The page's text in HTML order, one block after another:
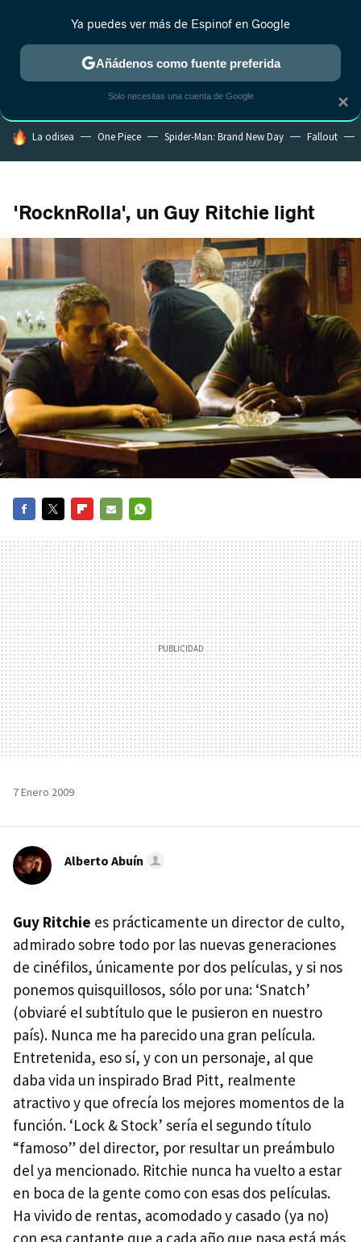
ESTRENOS REALITY ANIME RANKINGS CINE
HOY SE HABLA DE
La odisea One Piece Spider-Man: Brand New Day Fallout
'RocknRolla', un Guy Ritchie light
MAIL
7 Enero 2009
Alberto Abuín
Guy Ritchie es prácticamente un director de culto,
admirado sobre todo por las nuevas generaciones
de cinéfilos, únicamente por dos películas, y si nos
ponemos quisquillosos, sólo por una: ‘Snatch’
(obviaré el subtítulo que le pusieron en nuestro
país). Nunca me ha parecido una gran película.
Entretenida, eso sí, y con un personaje, al que
daba vida un inspirado Brad Pitt, realmente
atractivo y que ofrecía los mejores momentos de la
función. ‘Lock & Stock’ sería el segundo título
“famoso” del director, por resultar un preámbulo
del ya mencionado. Ritchie nunca ha vuelto a estar
en boca de la gente como con esas dos películas.
Ha vivido de rentas, acomodado y casado (ya no)
con esa cantante que a cada año que pasa está más
×
Ya puedes ver más de Espinof en Google
Añádenos como fuente preferida
Solo necesitas una cuenta de Google